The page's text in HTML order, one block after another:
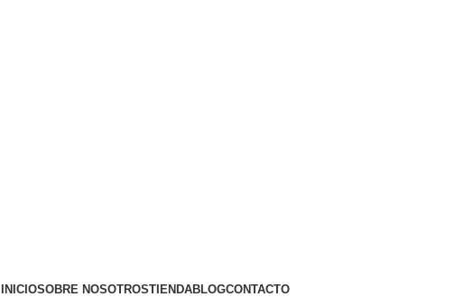
INICIOSOBRE NOSOTROSTIENDABLOGCONTACTO